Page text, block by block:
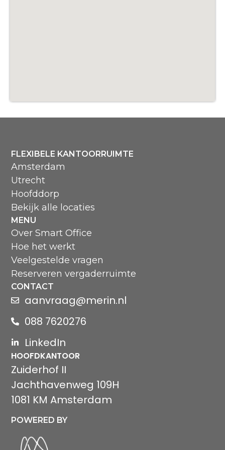
FLEXIBELE KANTOORRUIMTE
Amsterdam
Utrecht
Hoofddorp
Bekijk alle locaties
MENU
Over Smart Office
Hoe het werkt
Veelgestelde vragen
Reserveren vergaderruimte
CONTACT
aanvraag@merin.nl
088 7620276
LinkedIn
HOOFDKANTOOR
Zuiderhof II
Jachthavenweg 109H
1081 KM Amsterdam
POWERED BY